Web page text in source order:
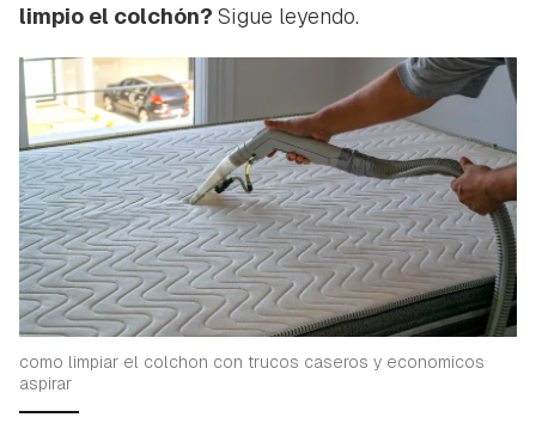
limpio el colchón? Sigue leyendo.
como limpiar el colchon con trucos caseros y economicos
aspirar